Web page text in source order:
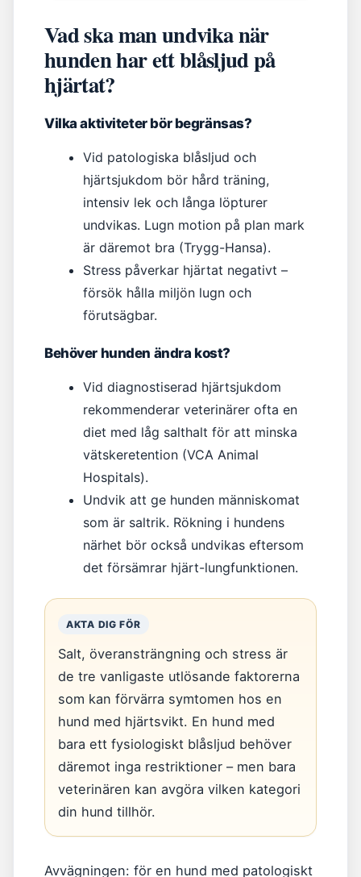
Vad ska man undvika när
hunden har ett blåsljud på
hjärtat?
Vilka aktiviteter bör begränsas?
Vid patologiska blåsljud och
hjärtsjukdom bör hård träning,
intensiv lek och långa löpturer
undvikas. Lugn motion på plan mark
är däremot bra (Trygg-Hansa).
Stress påverkar hjärtat negativt –
försök hålla miljön lugn och
förutsägbar.
Behöver hunden ändra kost?
Vid diagnostiserad hjärtsjukdom
rekommenderar veterinärer ofta en
diet med låg salthalt för att minska
vätskeretention (VCA Animal
Hospitals).
Undvik att ge hunden människomat
som är saltrik. Rökning i hundens
närhet bör också undvikas eftersom
det försämrar hjärt-lungfunktionen.
AKTA DIG FÖR
Salt, överansträngning och stress är
de tre vanligaste utlösande faktorerna
som kan förvärra symtomen hos en
hund med hjärtsvikt. En hund med
bara ett fysiologiskt blåsljud behöver
däremot inga restriktioner – men bara
veterinären kan avgöra vilken kategori
din hund tillhör.
Avvägningen: för en hund med patologiskt